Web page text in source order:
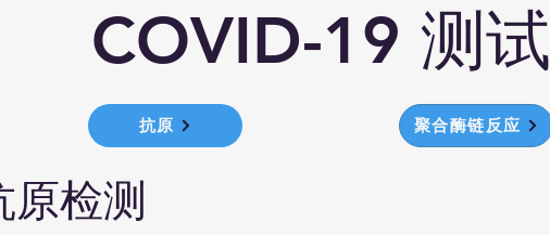
COVID-19 测试
抗原 聚合酶链反应
检测